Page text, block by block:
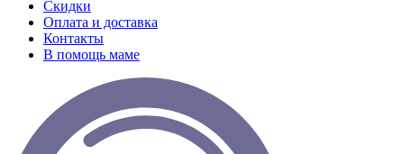
Скидки
Оплата и доставка
Контакты
В помощь маме